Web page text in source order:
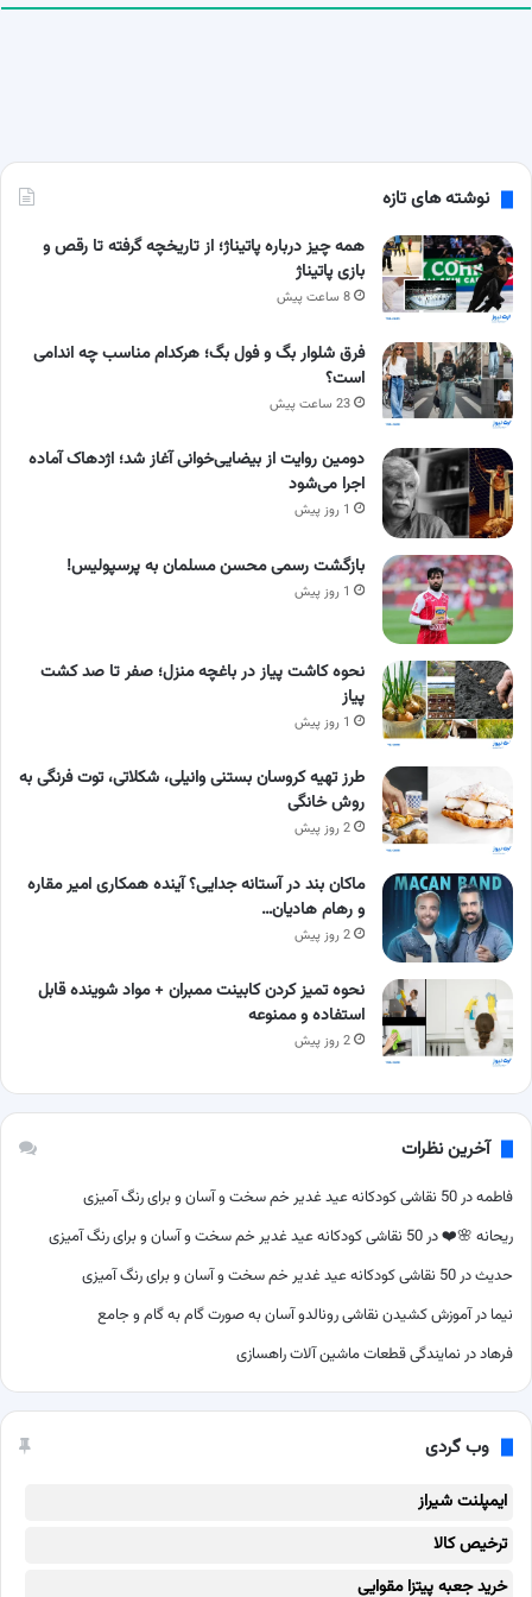
نوشته های تازه
همه چیز درباره پاتیناژ؛ از تاریخچه گرفته تا رقص و
بازی پاتیناژ
8 ساعت پیش
فرق شلوار بگ و فول بگ؛ هرکدام مناسب چه اندامی
است؟
23 ساعت پیش
دومین روایت از بیضایی‌خوانی آغاز شد؛ اژدهاک آماده
اجرا می‌شود
1 روز پیش
بازگشت رسمی محسن مسلمان به پرسپولیس!
1 روز پیش
نحوه کاشت پیاز در باغچه منزل؛ صفر تا صد کشت
پیاز
1 روز پیش
طرز تهیه کروسان بستنی وانیلی، شکلاتی، توت فرنگی به
روش خانگی
2 روز پیش
ماکان بند در آستانه جدایی؟ آینده همکاری امیر مقاره
و رهام هادیان…
2 روز پیش
نحوه تمیز کردن کابینت ممبران + مواد شوینده قابل
استفاده و ممنوعه
2 روز پیش
آخرین نظرات
فاطمهدر 50 نقاشی کودکانه عید غدیر خم سخت و آسان و برای رنگ آمیزی
ریحانه 🌸❤️در 50 نقاشی کودکانه عید غدیر خم سخت و آسان و برای رنگ آمیزی
حدیثدر 50 نقاشی کودکانه عید غدیر خم سخت و آسان و برای رنگ آمیزی
نیما درآموزش کشیدن نقاشی رونالدو آسان به صورت گام به گام و جامع
فرهاددر نمایندگی قطعات ماشین آلات راهسازی
وب گردی
ایمپلنت شیراز
ترخیص کالا
خرید جعبه پیتزا مقوایی